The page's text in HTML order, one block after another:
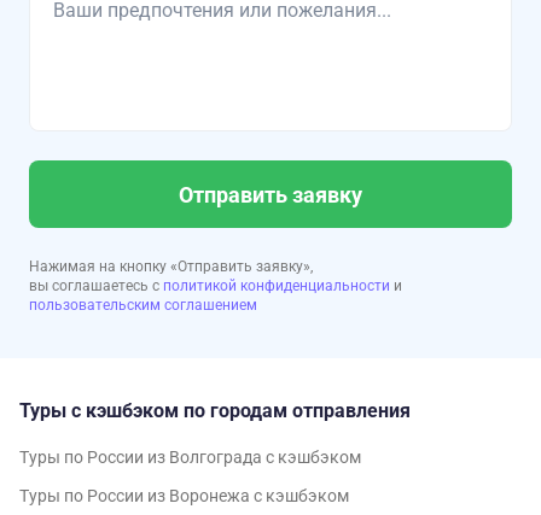
Отправить заявку
Нажимая на кнопку «Отправить заявку»,
вы соглашаетесь с политикой конфиденциальности и
пользовательским соглашением
Туры с кэшбэком по городам отправления
Туры по России из Волгограда с кэшбэком
Туры по России из Воронежа с кэшбэком